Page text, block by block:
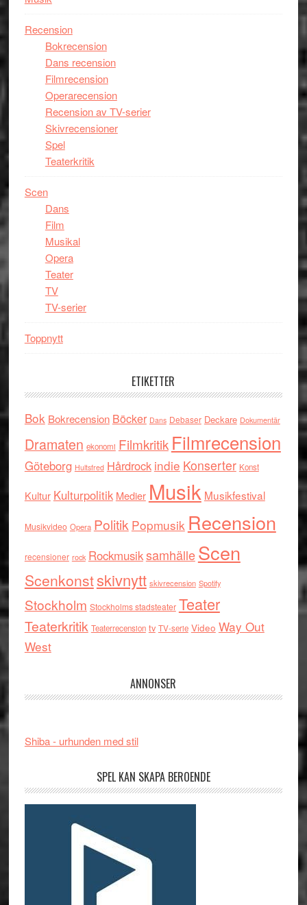
Recension
Bokrecension
Dans recension
Filmrecension
Operarecension
Recension av TV-serier
Skivrecensioner
Spel
Teaterkritik
Scen
Dans
Film
Musikal
Opera
Teater
TV
TV-serier
Toppnytt
ETIKETTER
Bok Bokrecension Böcker Dans Debaser Deckare Dokumentär
Dramaten ekonomi Filmkritik Filmrecension
Göteborg Hultsfred Hårdrock indie Konserter Konst
Kultur Kulturpolitik Medier Musik Musikfestival
Musikvideo Opera Politik Popmusik Recension
recensioner rock RockmusiksamhälleScen
Scenkonstskivnytt skivrecension Spotify
Stockholm Stockholms stadsteater Teater
Teaterkritik Teaterrecension tv TV-serie Video Way Out
West
ANNONSER
Shiba - urhunden med stil
SPEL KAN SKAPA BEROENDE